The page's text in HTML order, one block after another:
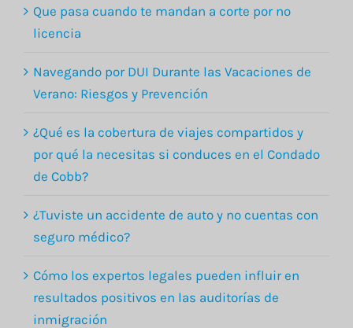
Que pasa cuando te mandan a corte por no
licencia
Navegando por DUI Durante las Vacaciones de
Verano: Riesgos y Prevención
¿Qué es la cobertura de viajes compartidos y
por qué la necesitas si conduces en el Condado
de Cobb?
¿Tuviste un accidente de auto y no cuentas con
seguro médico?
Cómo los expertos legales pueden influir en
resultados positivos en las auditorías de
inmigración